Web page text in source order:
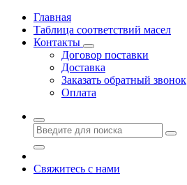
Главная
Таблица соответствий масел
Контакты
Договор поставки
Доставка
Заказать обратный звонок
Оплата
Свяжитесь с нами